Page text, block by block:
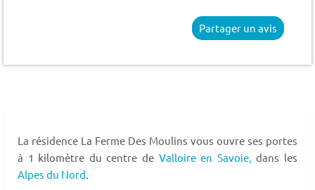
Partager un avis
La résidence La Ferme Des Moulins vous ouvre ses portes
à 1 kilomètre du centre de Valloire en Savoie, dans les
Alpes du Nord